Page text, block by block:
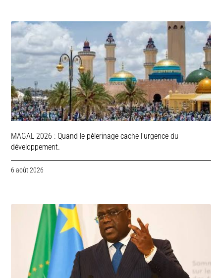
MAGAL 2026 : Quand le pèlerinage cache l’urgence du
développement.
6 août 2026